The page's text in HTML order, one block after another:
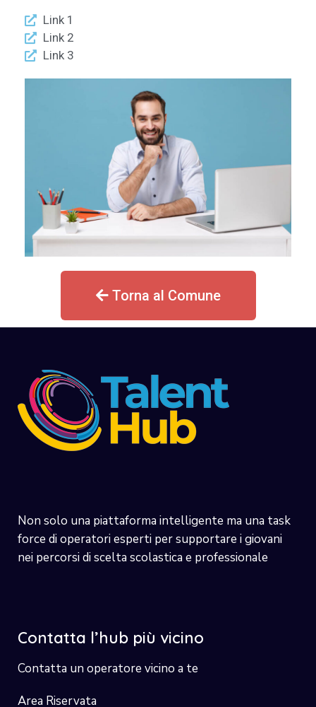
Link 1
Link 2
Link 3
Torna al Comune
Non solo una piattaforma intelligente ma una task
force di operatori esperti per supportare i giovani
nei percorsi di scelta scolastica e professionale
Contatta l’hub più vicino
Contatta un operatore vicino a te
Area Riservata